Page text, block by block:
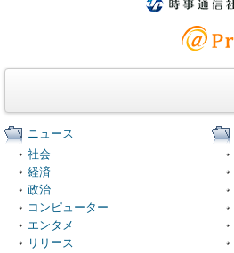
ニュース
社会
経済
政治
コンピューター
エンタメ
リリース